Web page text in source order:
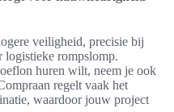
veiligheid, precisie bij
logistieke rompslomp.
huren wilt, neem je ook
regelt vaak het
waardoor jouw project